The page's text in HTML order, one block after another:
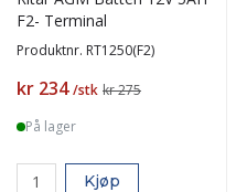
F2- Terminal
Produktnr. RT1250(F2)
Pris
kr 234 /stk kr 275
På lager
Kjøp